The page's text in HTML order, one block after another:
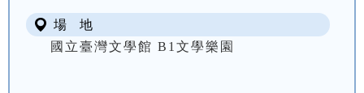
場 地
國立臺灣文學館 B1文學樂園